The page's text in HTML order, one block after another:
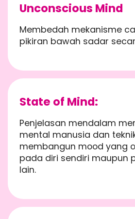
Unconscious Mind
Membedah mekanisme
pikiran bawah sadar
State of Mind:
Penjelasan mendalam
mental manusia dan
membangun mood yang
pada diri sendiri maupun
lain.